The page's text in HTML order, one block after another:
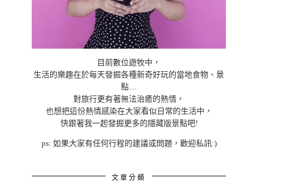
目前數位遊牧中，
生活的樂趣在於每天發掘各種新奇好玩的當地食物、景
點…
對旅行更有著無法治癒的熱情，
也想把這份熱情感染在大家看似日常的生活中，
快跟著我一起發掘更多的隱藏版景點吧!
ps: 如果大家有任何行程的建議或問題，歡迎私訊:)
文章分類